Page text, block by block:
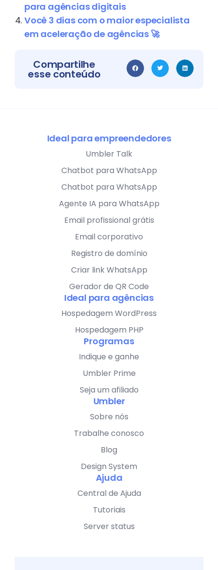
para agências digitais
Você 3 dias com o maior especialista
em aceleração de agências 🚀
Compartilhe
esse conteúdo
Ideal para empreendedores
Umbler Talk
Chatbot para WhatsApp
Chatbot para WhatsApp
Agente IA para WhatsApp
Email profissional grátis
Email corporativo
Registro de domínio
Criar link WhatsApp
Gerador de QR Code
Ideal para agências
Hospedagem WordPress
Hospedagem PHP
Programas
Indique e ganhe
Umbler Prime
Seja um afiliado
Umbler
Sobre nós
Trabalhe conosco
Blog
Design System
Ajuda
Central de Ajuda
Tutoriais
Server status